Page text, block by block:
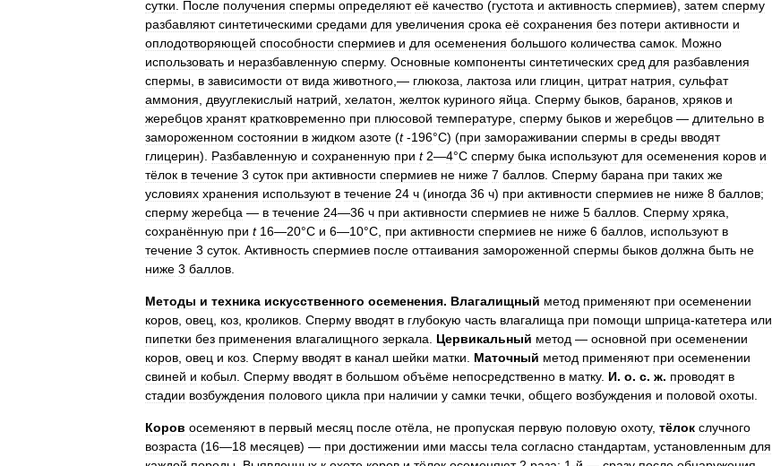
сутки
После получения спермы определяют её качество (густота и активность спермиев), затем сперму
разбавляют синтетическими средами для увеличения срока её сохранения без потери активности и
оплодотворяющей способности спермиев и для осеменения большого количества самок Можно
использовать и неразбавленную сперму. Основные компоненты синтетических сред для разбавления
спермы в зависимости от вида животного ,— глюкоза лактоза или глицин цитрат натрия сульфат
аммония
двууглекислый натрий хелатон желток куриного яйца Сперму быков баранов хряков и
жеребцов хранят кратковременно при плюсовой температуре сперму быков и жеребцов — длительно в
замороженном состоянии в жидком азоте (t-196°C) (при замораживании спермы в среды вводят
глицерин). Разбавленную и сохраненную при t 2—4°C сперму быка используют для осеменения коров и
тёлок в течение 3 суток при активности спермиев не ниже 7 баллов Сперму барана при таких же
условиях хранения используют в течение 24 ч (иногда 36 ч) при активности спермиев не ниже 8 баллов;
сперму жеребца — в течение 24—36 ч при активности спермиев не ниже 5 баллов Сперму хряка
сохранённую при t 16—20°C и 6—10°C при активности спермиев не ниже 6 баллов используют в
течение 3 суток Активность спермиев после оттаивания замороженной спермы быков должна быть не
ниже 3 баллов
Методы и техника искусственного осеменения. Влагалищный метод применяют при осеменении
коров овец коз кроликов Сперму вводят в глубокую часть влагалища при помощи шприца-катетера или
пипетки без применения влагалищного зеркала Цервикальный метод — основной при осеменении
коров овец и коз Сперму вводят в канал шейки матки Маточный метод применяют при осеменении
свиней и кобыл Сперму вводят в большом объёме непосредственно в матку. И. о. с. ж. проводят в
стадии возбуждения полового цикла при наличии у самки течки общего возбуждения и половой охоты
Коров осеменяют в первый месяц после отёла не пропуская первую половую охоту, тёлок случного
возраста (16—18 месяцев) — при достижении ими массы тела согласно стандартам установленным для